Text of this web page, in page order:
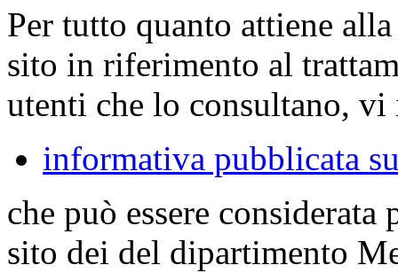
Per tutto quanto attiene
sito in riferimento al
utenti che lo consultano,
informativa pubblicata
che può essere
sito dei del dipartimento